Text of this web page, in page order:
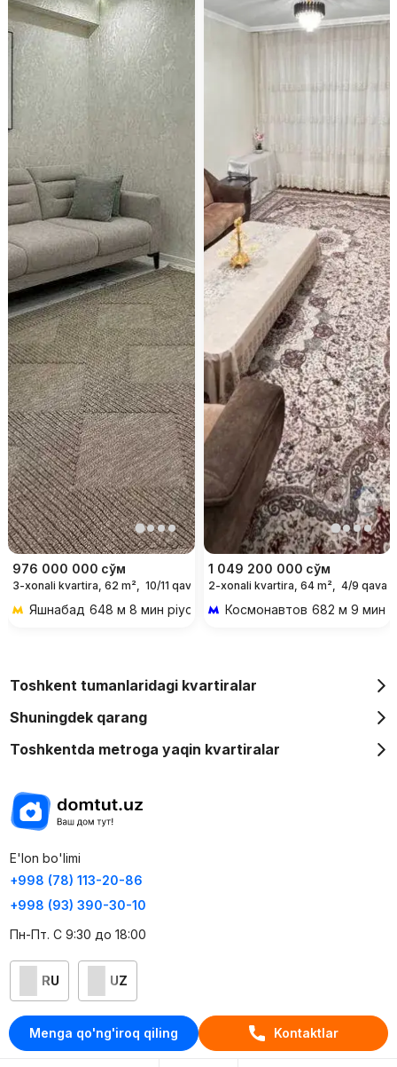
Menga qo'ng'iroq qiling Kontaktlar
976 000 000 сўм
3-xonali kvartira, 62 m², 10/11 qavat
Яшнабад 648 м 8 мин piyoda
1 049 200 000 сўм
2-xonali kvartira, 64 m², 4/9 qavat
Космонавтов 682 м 9 мин
Toshkent tumanlaridagi kvartiralar
Shuningdek qarang
Toshkentda metroga yaqin kvartiralar
E'lon bo'limi
+998 (78) 113-20-86
+998 (93) 390-30-10
Пн-Пт. С 9:30 до 18:00
RU UZ
Kontaktlar